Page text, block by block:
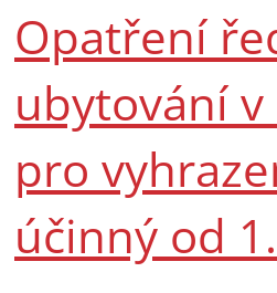
Opatření
ubytování
pro
účinný od